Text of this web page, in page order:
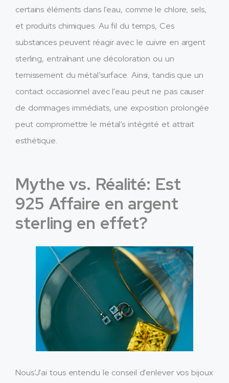
certains éléments dans l'eau, comme le chlore, sels,
et produits chimiques. Au fil du temps, Ces
substances peuvent réagir avec le cuivre en argent
sterling, entraînant une décoloration ou un
ternissement du métal’surface. Ainsi, tandis que un
contact occasionnel avec l'eau peut ne pas causer
de dommages immédiats, une exposition prolongée
peut compromettre le métal’s intégrité et attrait
esthétique.
Mythe vs. Réalité: Est
925 Affaire en argent
sterling en effet?
Nous’J'ai tous entendu le conseil d'enlever vos bijoux